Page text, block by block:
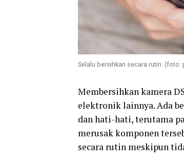
Selalu bersihkan secara rutin.
Membersihkan kamera
elektronik lainnya. Ada
dan hati-hati, terutama
merusak komponen
secara rutin meskipun